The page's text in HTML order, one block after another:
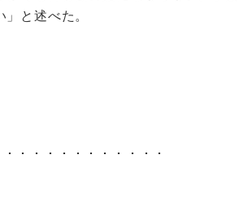
と述べた。
・・・・・・・・・・・